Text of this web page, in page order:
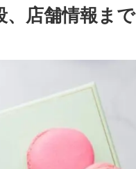
店舗情報まで